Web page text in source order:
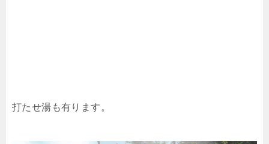
打たせ湯も有ります。